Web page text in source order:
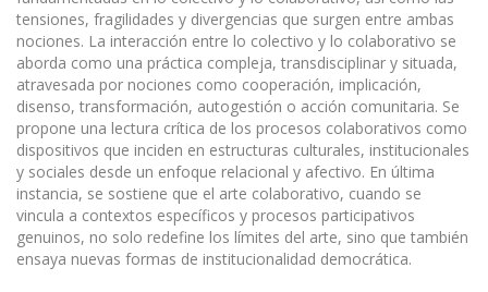
tensiones, fragilidades y divergencias que surgen entre ambas
nociones. La interacción entre lo colectivo y lo colaborativo se
aborda como una práctica compleja, transdisciplinar y situada,
atravesada por nociones como cooperación, implicación,
disenso, transformación, autogestión o acción comunitaria. Se
propone una lectura crítica de los procesos colaborativos como
dispositivos que inciden en estructuras culturales, institucionales
y sociales desde un enfoque relacional y afectivo. En última
instancia, se sostiene que el arte colaborativo, cuando se
vincula a contextos específicos y procesos participativos
genuinos, no solo redefine los límites del arte, sino que también
ensaya nuevas formas de institucionalidad democrática.